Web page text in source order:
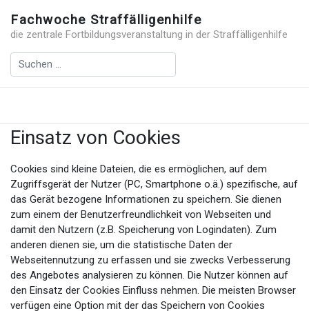
Fachwoche Straffälligenhilfe
die zentrale Fortbildungsveranstaltung in der Straffälligenhilfe
Einsatz von Cookies
Cookies sind kleine Dateien, die es ermöglichen, auf dem
Zugriffsgerät der Nutzer (PC, Smartphone o.ä.) spezifische, auf
das Gerät bezogene Informationen zu speichern. Sie dienen
zum einem der Benutzerfreundlichkeit von Webseiten und
damit den Nutzern (z.B. Speicherung von Logindaten). Zum
anderen dienen sie, um die statistische Daten der
Webseitennutzung zu erfassen und sie zwecks Verbesserung
des Angebotes analysieren zu können. Die Nutzer können auf
den Einsatz der Cookies Einfluss nehmen. Die meisten Browser
verfügen eine Option mit der das Speichern von Cookies